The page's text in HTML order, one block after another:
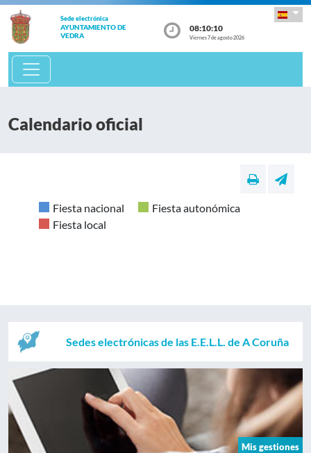
Sede electrónica
AYUNTAMIENTO DE
VEDRA
08:10:11
Viernes 7 de agosto 2026
Calendario oficial
Fiesta nacional
Fiesta autonómica
Fiesta local
Sedes electrónicas de las E.E.L.L. de A Coruña
Mis gestiones